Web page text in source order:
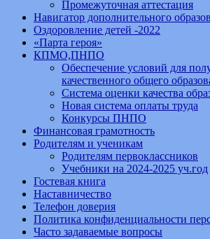
Промежуточная аттестация
Навигатор дополнительного
Оздоровление детей -2022
«Парта героя»
КПМО,ПНПО
Обеспечение условий для
качественного общего
Система оценки качества
Новая система оплаты труда
Конкурсы ПНПО
Финансовая грамотность
Родителям и ученикам
Родителям первоклассников
Учебники на 2024-2025 уч.год
Гостевая книга
Наставничество
Телефон доверия
Политика конфиденциальности
Часто задаваемые вопросы